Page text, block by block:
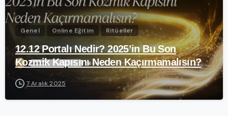
Genel Online Eğitim Ritüeller
12.12 Portalı Nedir? 2025’in Bu Son
Kozmik Kapısını Neden Kaçırmamalısın?
7 Aralık 2025